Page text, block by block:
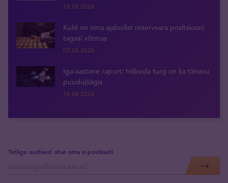
18.05.2026
Kuld on oma ajaloolist reservvara positsiooni
tagasi võtmas
07.05.2026
Iga-aastane raport: hõbeda turg on ka tänavu
puudujäägis
16.04.2026
Tellige uudised otse oma e-postkasti